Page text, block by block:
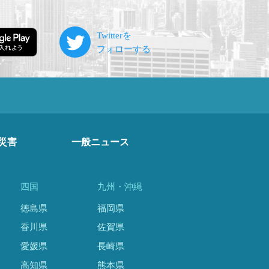
害 一般ニュース
四国
徳島県
香川県
愛媛県
高知県
九州・沖縄
福岡県
佐賀県
長崎県
熊本県